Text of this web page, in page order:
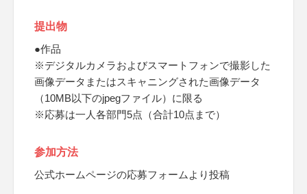
提出物
●作品
※デジタルカメラおよびスマートフォンで撮影した
画像データまたはスキャニングされた画像データ
（10MB以下のjpegファイル）に限る
※応募は一人各部門5点（合計10点まで）
参加方法
公式ホームページの応募フォームより投稿